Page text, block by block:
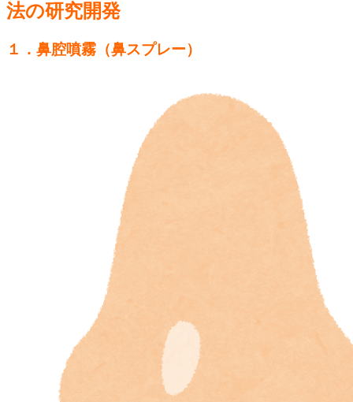
法の研究開発
１．鼻腔噴霧（鼻スプレー）